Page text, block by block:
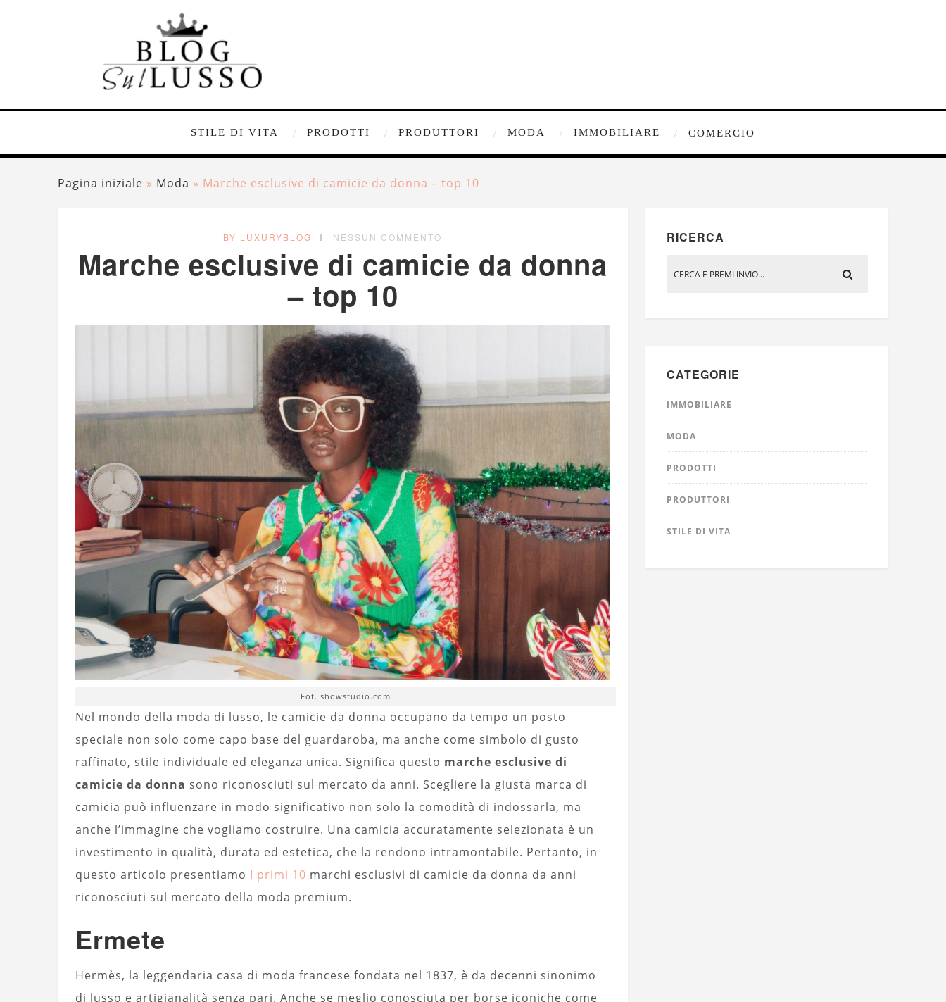
STILE DI VITA PRODOTTI PRODUTTORI MODA IMMOBILIARE COMERCIO
Pagina iniziale » Moda » Marche esclusive di camicie da donna – top 10
BY LUXURYBLOG NESSUN COMMENTO
Marche esclusive di camicie da donna
– top 10
Fot. showstudio.com
Nel mondo della moda di lusso, le camicie da donna occupano da tempo un posto
speciale non solo come capo base del guardaroba, ma anche come simbolo di gusto
raffinato, stile individuale ed eleganza unica. Significa questo marche esclusive di
camicie da donna sono riconosciuti sul mercato da anni. Scegliere la giusta marca di
camicia può influenzare in modo significativo non solo la comodità di indossarla, ma
anche l’immagine che vogliamo costruire. Una camicia accuratamente selezionata è un
investimento in qualità, durata ed estetica, che la rendono intramontabile. Pertanto, in
questo articolo presentiamo I primi 10 marchi esclusivi di camicie da donna da anni
riconosciuti sul mercato della moda premium.
Ermete
Hermès, la leggendaria casa di moda francese fondata nel 1837, è da decenni sinonimo
di lusso e artigianalità senza pari. Anche se meglio conosciuta per borse iconiche come
RICERCA
CATEGORIE
IMMOBILIARE
MODA
PRODOTTI
PRODUTTORI
STILE DI VITA